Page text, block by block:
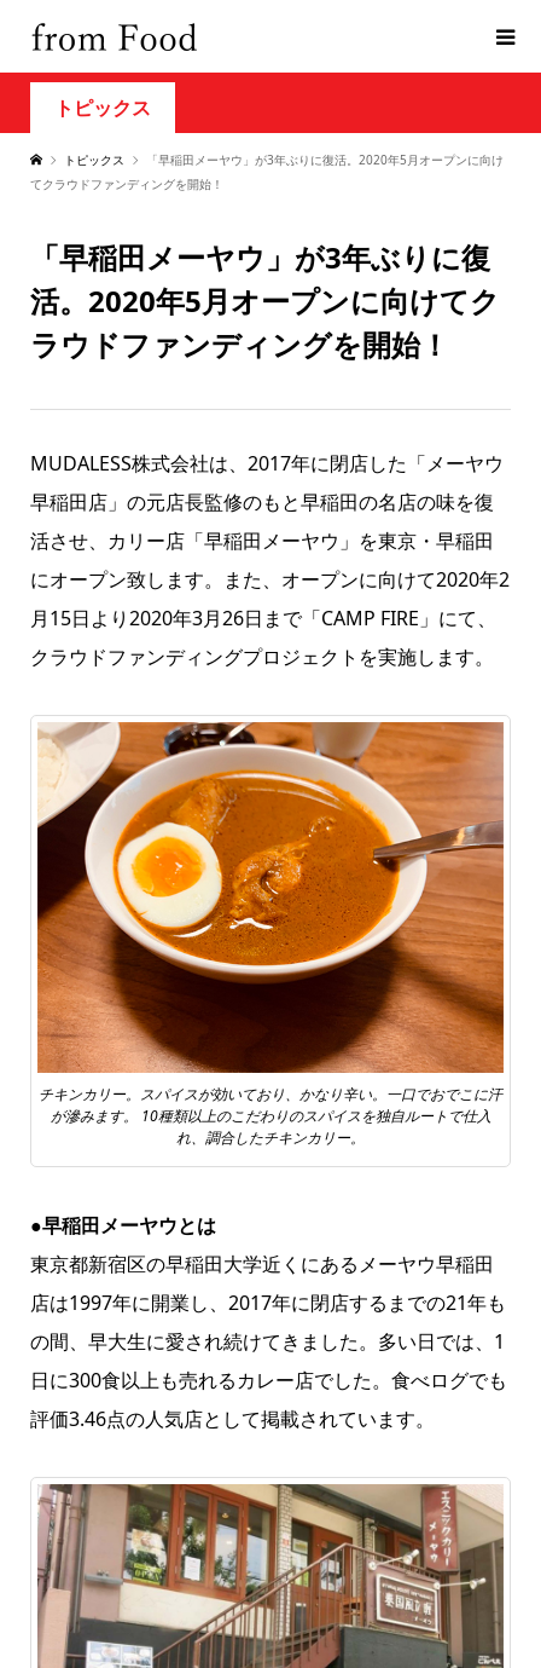
トピックス
トピックス
「早稲田メーヤウ」が3年ぶりに復活。2020年5月オープンに向け
てクラウドファンディングを開始！
「早稲田メーヤウ」が3年ぶりに復
活。2020年5月オープンに向けてク
ラウドファンディングを開始！
MUDALESS株式会社は、2017年に閉店した「メーヤウ
早稲田店」の元店長監修のもと早稲田の名店の味を復
活させ、カリー店「早稲田メーヤウ」を東京・早稲田
にオープン致します。また、オープンに向けて2020年2
月15日より2020年3月26日まで「CAMP FIRE」にて、
クラウドファンディングプロジェクトを実施します。
チキンカリー。スパイスが効いており、かなり辛い。一口でおでこに汗
が滲みます。 10種類以上のこだわりのスパイスを独自ルートで仕入
れ、調合したチキンカリー。
●早稲田メーヤウとは
東京都新宿区の早稲田大学近くにあるメーヤウ早稲田
店は1997年に開業し、2017年に閉店するまでの21年も
の間、早大生に愛され続けてきました。多い日では、1
日に300食以上も売れるカレー店でした。食べログでも
評価3.46点の人気店として掲載されています。